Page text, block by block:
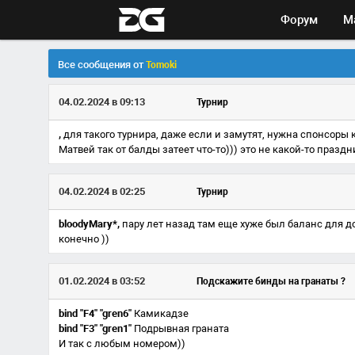
Форум
Все сообщения отTomoki
04.02.2024 в 09:13 Турнир
, для такого турнира, даже если и замутят, нужна
Матвей так от балды затеет что-то))) это не какой-то
04.02.2024 в 02:25 Турнир
bloodyMary*, пару лет назад там еще хуже был баланс для
конечно ))
01.02.2024 в 03:52 Подскажите бинды на гранаты ?
bind "F4" "gren6" Камикадзе
bind "F3" "gren1" Подрывная граната
И так с любым номером))